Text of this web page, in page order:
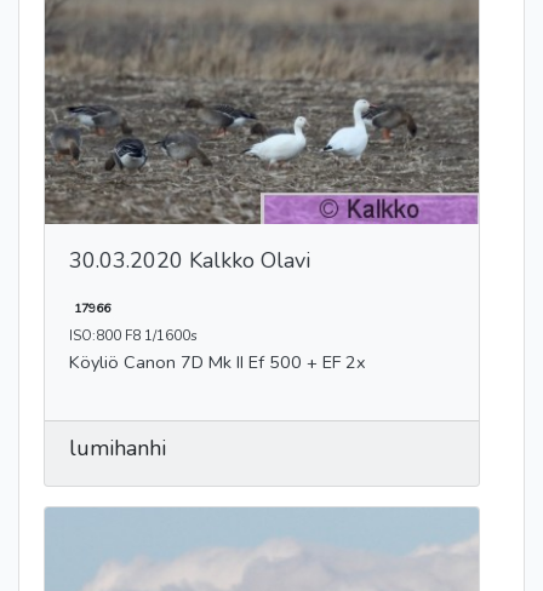
30.03.2020 Kalkko Olavi
17966
ISO:800 F8 1/1600s
Köyliö Canon 7D Mk II Ef 500 + EF 2x
lumihanhi